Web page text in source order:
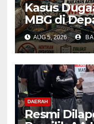
Kasus
MBG di
Aktivis
Dihentikan
Menyeluruh
AUG 5, 2026
DAERAH
Resmi